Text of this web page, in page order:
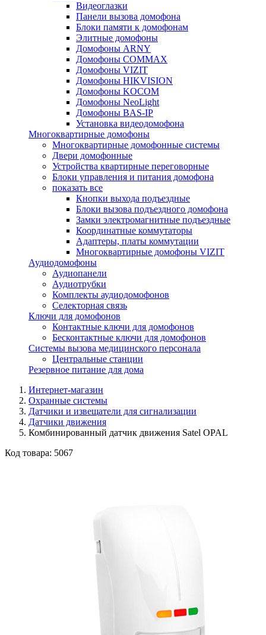
Видеоглазки
Панели вызова домофона
Блоки памяти к домофонам
Элитные домофоны
Домофоны ARNY
Домофоны COMMAX
Домофоны VIZIT
Домофоны HIKVISION
Домофоны KOCOM
Домофоны NeoLight
Домофоны BAS-IP
Установка видеодомофона
Многоквартирные домофоны
Многоквартирные домофонные системы
Двери домофонные
Устройства квартирные переговорные
Блоки управления и питания домофона
показать все
Кнопки выхода подъездные
Блоки вызова подъездного домофона
Замки электромагнитные подъездные
Координатные коммутаторы
Адаптеры, платы коммутации
Многоквартирные домофоны VIZIT
Аудиодомофоны
Аудиопанели
Аудиотрубки
Комплекты аудиодомофонов
Селекторная связь
Ключи для домофонов
Контактные ключи для домофонов
Бесконтактные ключи для домофонов
Системы вызова медицинского персонала
Центральные станции
Резервное питание для дома
Интернет-магазин
Охранные системы
Датчики и извещатели для сигнализации
Датчики движения
Комбинированный датчик движения Satel OPAL
Код товара: 5067